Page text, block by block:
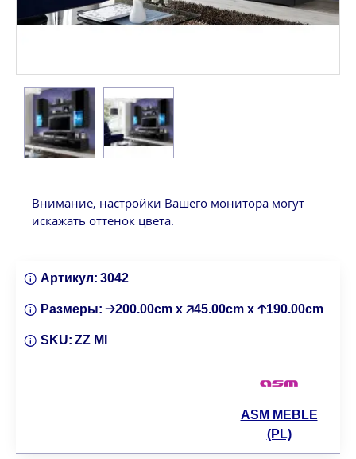
Внимание, настройки Вашего монитора могут
искажать оттенок цвета.
Артикул: 3042
Размеры: 🡢200.00cm x 🡥45.00cm x 🡡190.00cm
SKU: ZZ MI
ASM MEBLE
(PL)